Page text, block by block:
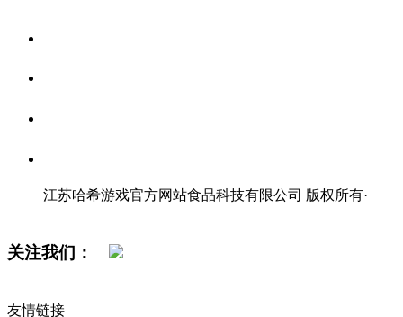
江苏哈希游戏官方网站食品科技有限公司 版权所有·
关注我们：
友情链接